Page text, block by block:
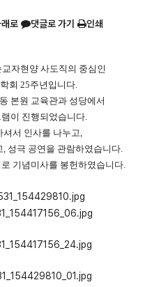
로 댓글로 가기 인쇄
자현양 사도직의 중심인
회 25주년입니다.
본원 교육관과 성당에서
이 진행되었습니다.
셔서 인사를 나누고,
성극 공연을 관람하였습니다.
기념미사를 봉헌하였습니다.